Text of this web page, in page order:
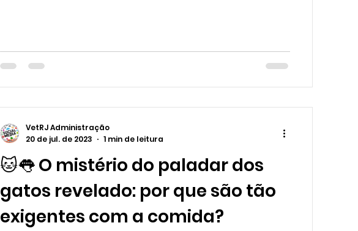
🐱👅 O mistério do paladar dos
gatos revelado: por que são tão
exigentes com a comida?
VetRJ Administração
20 de jul. de 2023
1 min de leitura